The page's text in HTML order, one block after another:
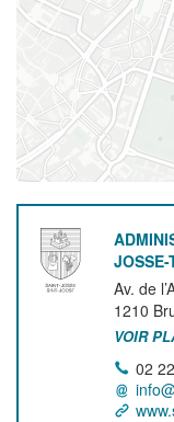
JOSSE-
Av. de
1210
VOIR
02